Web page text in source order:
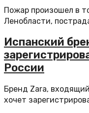
Пожар произошел в
Ленобласти,
Испанский
России
Бренд Zara,
хочет